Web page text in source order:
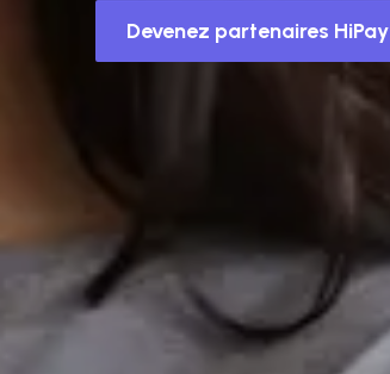
Devenez partenaires HiPay